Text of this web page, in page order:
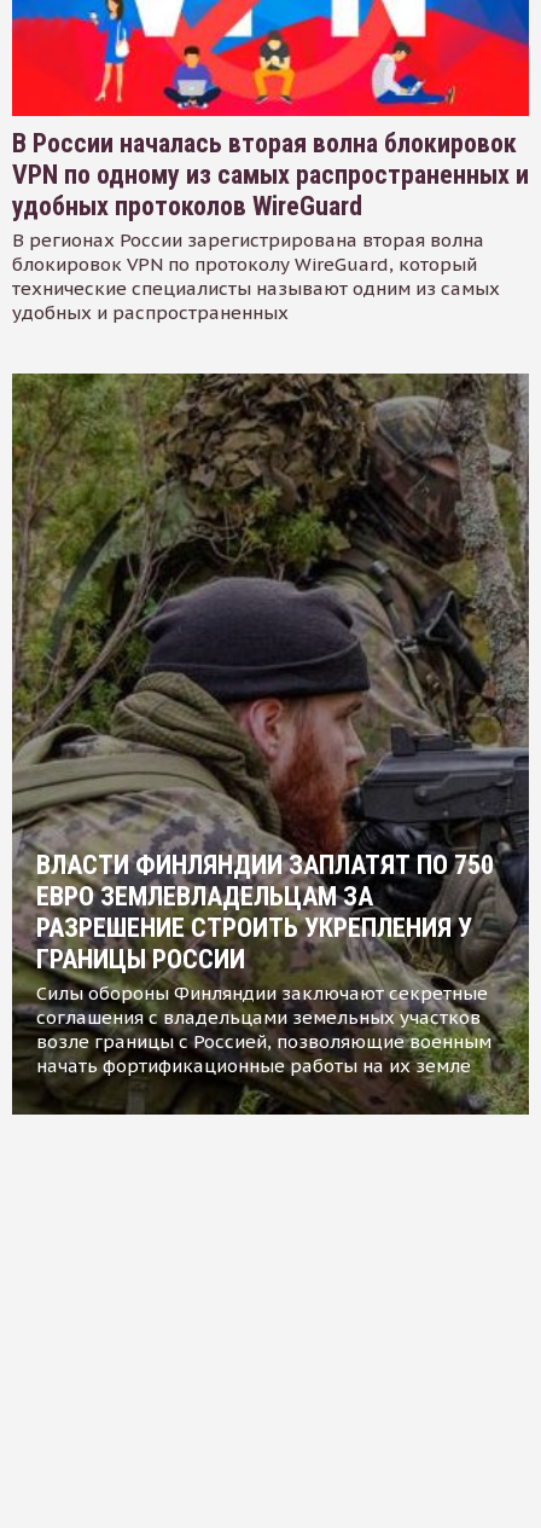
В России началась вторая волна блокировок
VPN по одному из самых распространенных и
удобных протоколов WireGuard
В регионах России зарегистрирована вторая волна
блокировок VPN по протоколу WireGuard, который
технические специалисты называют одним из самых
удобных и распространенных
ВЛАСТИ ФИНЛЯНДИИ ЗАПЛАТЯТ ПО 750
ЕВРО ЗЕМЛЕВЛАДЕЛЬЦАМ ЗА
РАЗРЕШЕНИЕ СТРОИТЬ УКРЕПЛЕНИЯ У
ГРАНИЦЫ РОССИИ
Силы обороны Финляндии заключают секретные
соглашения с владельцами земельных участков
возле границы с Россией, позволяющие военным
начать фортификационные работы на их земле